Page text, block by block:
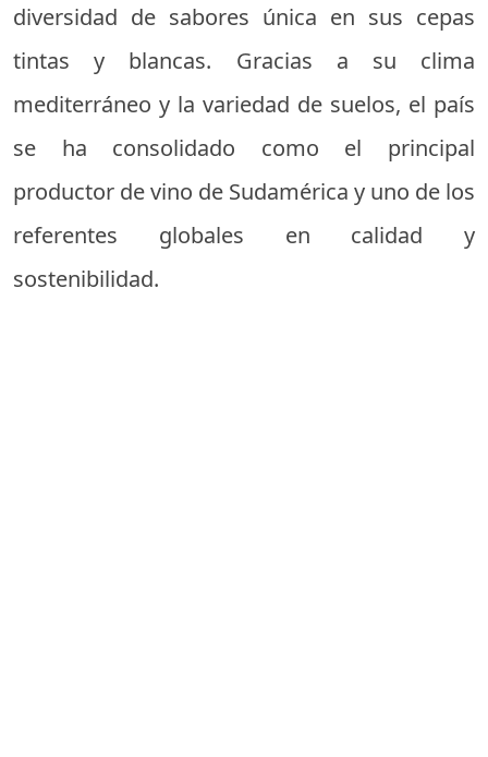
diversidad de sabores única en sus cepas
tintas y blancas. Gracias a su clima
mediterráneo y la variedad de suelos, el país
se ha consolidado como el principal
productor de vino de Sudamérica y uno de los
referentes globales en calidad y
sostenibilidad.